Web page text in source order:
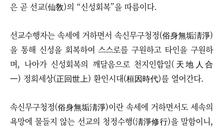
은 곧 선교(仙敎)의 “신성회복”을 따름이다.
선교수행자는 속세에 거하면서 속신무구청정(俗身無垢淸淨)
을 통해 신성을 회복하여 스스로를 구원하고 타인을 구원하
며, 나아가 신성회복의 깨달음으로 천지인합일(天地人合
一) 정회세상(正回世上) 환인시대(桓因時代)를 열어간다.
속신무구청정(俗身無垢淸淨)이란 속세에 거하면서도 세속의
욕망에 물들지 않는 선교의 청정수행(淸淨修行)을 말함이니,